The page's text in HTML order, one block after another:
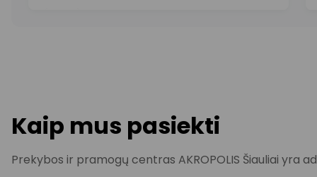
Kaip mus pasiekti
Prekybos ir pramogų centras AKROPOLIS Šiauliai yra